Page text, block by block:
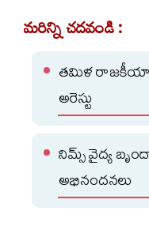
మరిన్ని చదవండి :
తమిళ
అరెస్టు
నిమ్స్ వైద్య
అభినందనలు